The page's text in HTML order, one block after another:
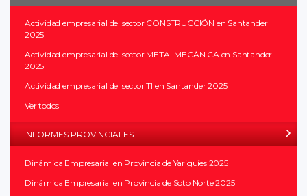
Actividad empresarial del sector CONSTRUCCIÓN en Santander
2025
Actividad empresarial del sector METALMECÁNICA en Santander
2025
Actividad empresarial del sector TI en Santander 2025
Ver todos
INFORMES PROVINCIALES
Dinámica Empresarial en Provincia de Yariguíes 2025
Dinámica Empresarial en Provincia de Soto Norte 2025